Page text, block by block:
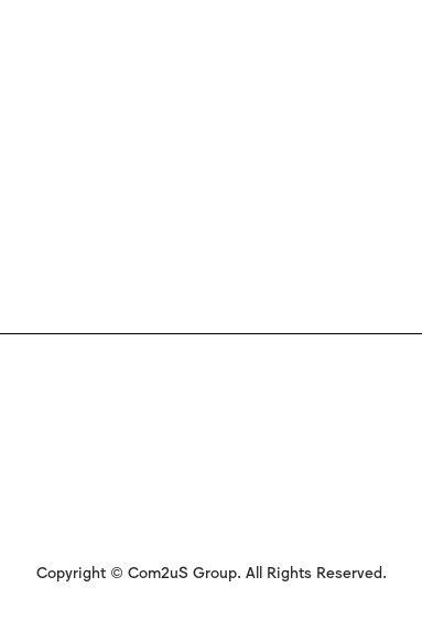
Copyright © Com2uS Group. All Rights Reserved.